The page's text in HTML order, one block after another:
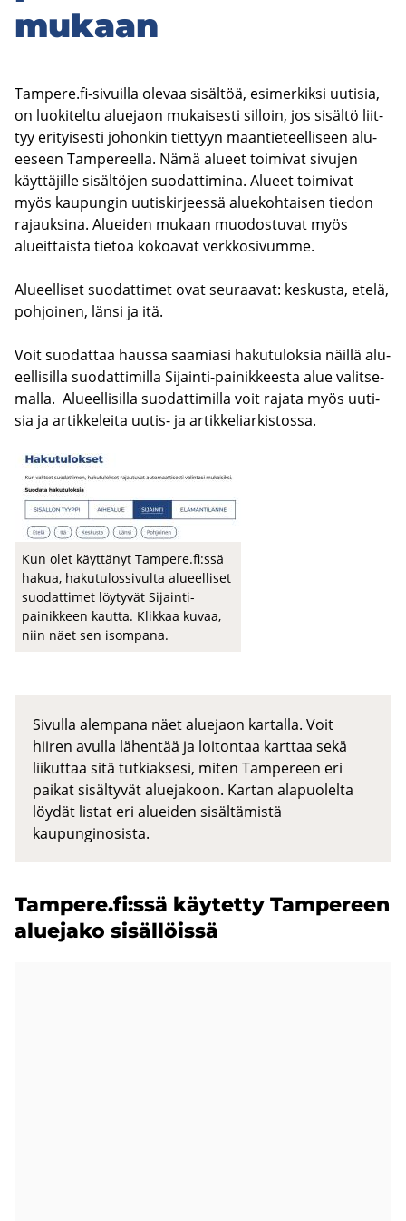
mu­kaan
Tam­pe­re.fi-​sivuilla ole­vaa si­säl­töä, esi­mer­kik­si uu­ti­sia,
on luo­ki­tel­tu alue­jaon mu­kai­ses­ti sil­loin, jos si­säl­tö liit­
tyy eri­tyi­ses­ti jo­hon­kin tiet­tyyn maan­tie­teel­li­seen alu­
ee­seen Tam­pe­reel­la. Nämä alu­eet toi­mi­vat si­vu­jen
käyt­tä­jil­le si­säl­tö­jen suo­dat­ti­mi­na. Alu­eet toi­mi­vat
myös kau­pun­gin uu­tis­kir­jees­sä alue­koh­tai­sen tie­don
ra­jauk­si­na. Aluei­den mu­kaan muo­dos­tu­vat myös
alueit­tais­ta tie­toa ko­koa­vat verk­ko­si­vum­me.
Alu­eel­li­set suo­dat­ti­met ovat seu­raa­vat: kes­kus­ta, etelä,
poh­joi­nen, länsi ja itä.
Voit suo­dat­taa haus­sa saa­mia­si ha­ku­tu­lok­sia näil­lä alu­
eel­li­sil­la suo­dat­ti­mil­la Sijainti-​painikkeesta alue va­lit­se­
mal­la. Alu­eel­li­sil­la suo­dat­ti­mil­la voit ra­ja­ta myös uu­ti­
sia ja ar­tik­ke­lei­ta uutis-​ ja ar­tik­ke­liar­kis­tos­sa.
Kun olet käyt­tä­nyt Tam­pe­re.fi:ssä
hakua, ha­ku­tu­los­si­vul­ta alu­eel­li­set
suo­dat­ti­met löy­ty­vät Sijainti-​
painikkeen kaut­ta. Klik­kaa kuvaa,
niin näet sen isom­pa­na.
Sivulla alempana näet aluejaon kartalla. Voit
hiiren avulla lähentää ja loitontaa karttaa sekä
liikuttaa sitä tutkiaksesi, miten Tampereen eri
paikat sisältyvät aluejakoon. Kartan alapuolelta
löydät listat eri alueiden sisältämistä
kaupunginosista.
Tam­pe­re.fi:ssä käy­tet­ty Tam­pe­reen
alue­ja­ko si­säl­löis­sä